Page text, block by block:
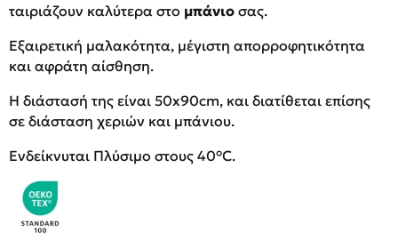
ταιριάζουν καλύτερα στο μπάνιο σας.
Εξαιρετική μαλακότητα, μέγιστη απορροφητικότητα
και αφράτη αίσθηση.
Η διάστασή της είναι 50x90cm, και διατίθεται επίσης
σε διάσταση χεριών και μπάνιου.
Ενδείκνυται Πλύσιμο στους 40°C.